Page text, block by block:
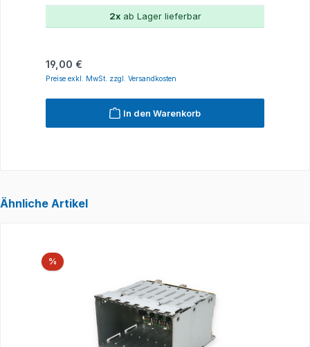
2xab Lager lieferbar
Regulärer Preis:
19,00 €
Preise exkl. MwSt. zzgl. Versandkosten
In den Warenkorb
Ähnliche Artikel
%Rabatt